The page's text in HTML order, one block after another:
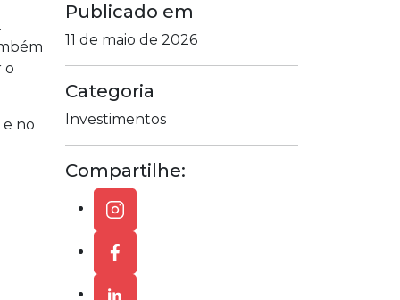
o
no
Publicado em
11 de maio de 2026
Categoria
Investimentos
Compartilhe: